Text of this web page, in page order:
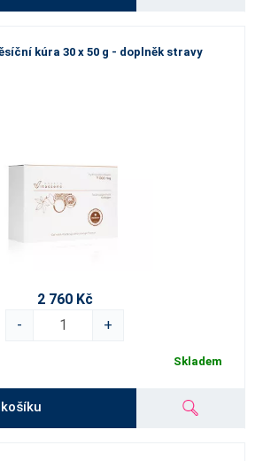
kúra 30 x 50 g - doplněk stravy
2 760 Kč
-
+
Skladem